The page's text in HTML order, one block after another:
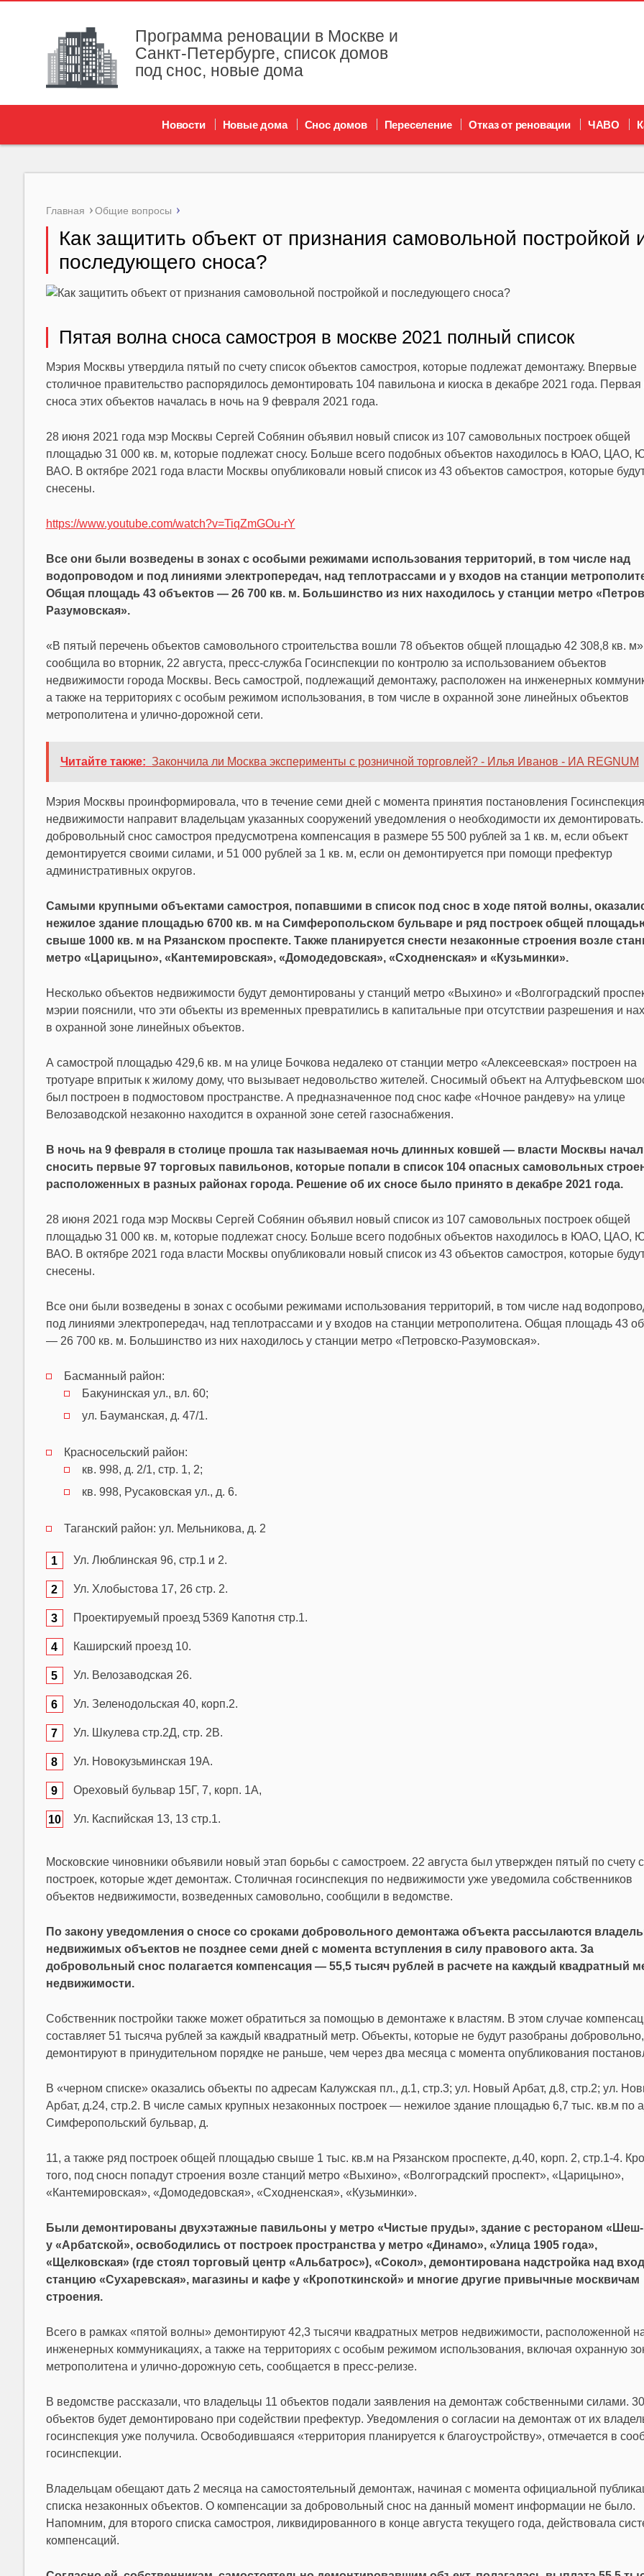
Программа реновации в Москве и
Санкт-Петербурге, список домов
под снос, новые дома
Новости Новые дома Снос домов Переселение Отказ от реновации ЧАВО
Главная Общие вопросы
Как защитить объект от признания самовольной постройкой
последующего сноса?
Пятая волна сноса самостроя в москве 2021 полный список
Мэрия Москвы утвердила пятый по счету список объектов самостроя, которые подлежат демонтажу. Впервые
столичное правительство распорядилось демонтировать 104 павильона и киоска в декабре 2021 года. Первая
сноса этих объектов началась в ночь на 9 февраля 2021 года.
28 июня 2021 года мэр Москвы Сергей Собянин объявил новый список из 107 самовольных построек общей
площадью 31 000 кв. м, которые подлежат сносу. Больше всего подобных объектов находилось в ЮАО, ЦАО,
ВАО. В октябре 2021 года власти Москвы опубликовали новый список из 43 объектов самостроя, которые
снесены.
https://www.youtube.com/watch?v=TiqZmGOu-rY
Все они были возведены в зонах с особыми режимами использования территорий, в том числе над
водопроводом и под линиями электропередач, над теплотрассами и у входов на станции
Общая площадь 43 объектов — 26 700 кв. м. Большинство из них находилось у станции метро
Разумовская».
«В пятый перечень объектов самовольного строительства вошли 78 объектов общей площадью 42 308,8 кв.
сообщила во вторник, 22 августа, пресс-служба Госинспекции по контролю за использованием объектов
недвижимости города Москвы. Весь самострой, подлежащий демонтажу, расположен на инженерных
а также на территориях с особым режимом использования, в том числе в охранной зоне линейных объектов
метрополитена и улично-дорожной сети.
Читайте также: Закончила ли Москва эксперименты с розничной торговлей? - Илья Иванов - ИА REGNUM
Мэрия Москвы проинформировала, что в течение семи дней с момента принятия постановления
недвижимости направит владельцам указанных сооружений уведомления о необходимости их
добровольный снос самостроя предусмотрена компенсация в размере 55 500 рублей за 1 кв. м, если объект
демонтируется своими силами, и 51 000 рублей за 1 кв. м, если он демонтируется при помощи префектур
административных округов.
Самыми крупными объектами самостроя, попавшими в список под снос в ходе пятой волны,
нежилое здание площадью 6700 кв. м на Симферопольском бульваре и ряд построек общей
свыше 1000 кв. м на Рязанском проспекте. Также планируется снести незаконные строения возле
метро «Царицыно», «Кантемировская», «Домодедовская», «Сходненская» и «Кузьминки».
Несколько объектов недвижимости будут демонтированы у станций метро «Выхино» и «Волгоградский
мэрии пояснили, что эти объекты из временных превратились в капитальные при отсутствии разрешения и
в охранной зоне линейных объектов.
А самострой площадью 429,6 кв. м на улице Бочкова недалеко от станции метро «Алексеевская» построен на
тротуаре впритык к жилому дому, что вызывает недовольство жителей. Сносимый объект на Алтуфьевском
был построен в подмостовом пространстве. А предназначенное под снос кафе «Ночное рандеву» на улице
Велозаводской незаконно находится в охранной зоне сетей газоснабжения.
В ночь на 9 февраля в столице прошла так называемая ночь длинных ковшей — власти Москвы
сносить первые 97 торговых павильонов, которые попали в список 104 опасных самовольных
расположенных в разных районах города. Решение об их сносе было принято в декабре 2021 года.
28 июня 2021 года мэр Москвы Сергей Собянин объявил новый список из 107 самовольных построек общей
площадью 31 000 кв. м, которые подлежат сносу. Больше всего подобных объектов находилось в ЮАО, ЦАО,
ВАО. В октябре 2021 года власти Москвы опубликовали новый список из 43 объектов самостроя, которые
снесены.
Все они были возведены в зонах с особыми режимами использования территорий, в том числе над
под линиями электропередач, над теплотрассами и у входов на станции метрополитена. Общая площадь 43
— 26 700 кв. м. Большинство из них находилось у станции метро «Петровско-Разумовская».
Басманный район:
Бакунинская ул., вл. 60;
ул. Бауманская, д. 47/1.
Красносельский район:
кв. 998, д. 2/1, стр. 1, 2;
кв. 998, Русаковская ул., д. 6.
Таганский район: ул. Мельникова, д. 2
Ул. Люблинская 96, стр.1 и 2.
Ул. Хлобыстова 17, 26 стр. 2.
Проектируемый проезд 5369 Капотня стр.1.
Каширский проезд 10.
Ул. Велозаводская 26.
Ул. Зеленодольская 40, корп.2.
Ул. Шкулева стр.2Д, стр. 2В.
Ул. Новокузьминская 19А.
Ореховый бульвар 15Г, 7, корп. 1А,
Ул. Каспийская 13, 13 стр.1.
Московские чиновники объявили новый этап борьбы с самостроем. 22 августа был утвержден пятый по счету
построек, которые ждет демонтаж. Столичная госинспекция по недвижимости уже уведомила собственников
объектов недвижимости, возведенных самовольно, сообщили в ведомстве.
По закону уведомления о сносе со сроками добровольного демонтажа объекта рассылаются
недвижимых объектов не позднее семи дней с момента вступления в силу правового акта. За
добровольный снос полагается компенсация — 55,5 тысяч рублей в расчете на каждый квадратный
недвижимости.
Собственник постройки также может обратиться за помощью в демонтаже к властям. В этом случае
составляет 51 тысяча рублей за каждый квадратный метр. Объекты, которые не будут разобраны добровольно,
демонтируют в принудительном порядке не раньше, чем через два месяца с момента опубликования
В «черном списке» оказались объекты по адресам Калужская пл., д.1, стр.3; ул. Новый Арбат, д.8, стр.2; ул.
Арбат, д.24, стр.2. В числе самых крупных незаконных построек — нежилое здание площадью 6,7 тыс. кв.м по
Симферопольский бульвар, д.
11, а также ряд построек общей площадью свыше 1 тыс. кв.м на Рязанском проспекте, д.40, корп. 2, стр.1-4.
того, под сносн попадут строения возле станций метро «Выхино», «Волгоградский проспект», «Царицыно»,
«Кантемировская», «Домодедовская», «Сходненская», «Кузьминки».
Были демонтированы двухэтажные павильоны у метро «Чистые пруды», здание с рестораном
у «Арбатской», освободились от построек пространства у метро «Динамо», «Улица 1905 года»,
«Щелковская» (где стоял торговый центр «Альбатрос»), «Сокол», демонтирована надстройка над
станцию «Сухаревская», магазины и кафе у «Кропоткинской» и многие другие привычные москвичам
строения.
Всего в рамках «пятой волны» демонтируют 42,3 тысячи квадратных метров недвижимости, расположенной
инженерных коммуникациях, а также на территориях с особым режимом использования, включая охранную
метрополитена и улично-дорожную сеть, сообщается в пресс-релизе.
В ведомстве рассказали, что владельцы 11 объектов подали заявления на демонтаж собственными силами. 30
объектов будет демонтировано при содействии префектур. Уведомления о согласии на демонтаж от их
госинспекция уже получила. Освободившаяся «территория планируется к благоустройству», отмечается в
госинспекции.
Владельцам обещают дать 2 месяца на самостоятельный демонтаж, начиная с момента официальной
списка незаконных объектов. О компенсации за добровольный снос на данный момент информации не было.
Напомним, для второго списка самостроя, ликвидированного в конце августа текущего года, действовала
компенсаций.